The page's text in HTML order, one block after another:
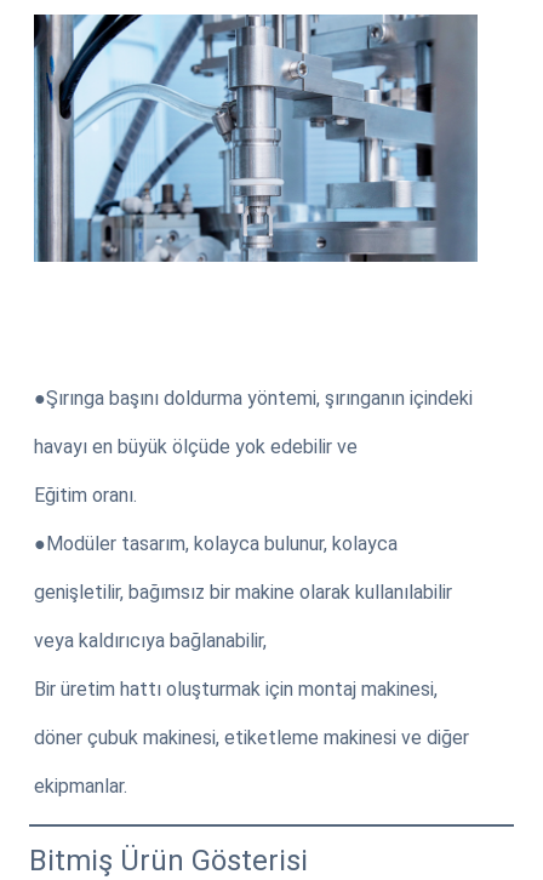
●Şırınga başını doldurma yöntemi, şırınganın içindeki
havayı en büyük ölçüde yok edebilir ve
Eğitim oranı.
●Modüler tasarım, kolayca bulunur, kolayca
genişletilir, bağımsız bir makine olarak kullanılabilir
veya kaldırıcıya bağlanabilir,
Bir üretim hattı oluşturmak için montaj makinesi,
döner çubuk makinesi, etiketleme makinesi ve diğer
ekipmanlar.
Bitmiş Ürün Gösterisi